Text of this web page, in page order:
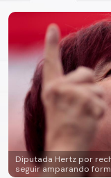
Diputada Hertz por
seguir amparando